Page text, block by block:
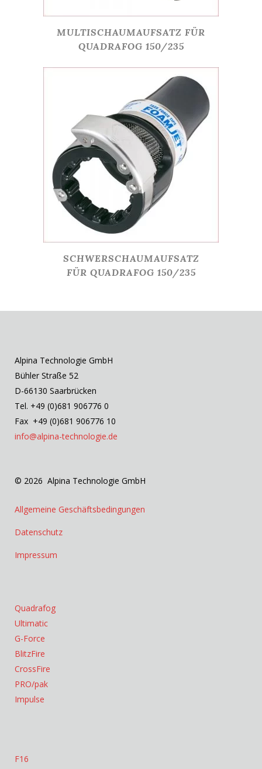
MULTISCHAUMAUFSATZ FÜR
QUADRAFOG 150/235
SCHWERSCHAUMAUFSATZ
FÜR QUADRAFOG 150/235
Alpina Technologie GmbH
Bühler Straße 52
D-66130 Saarbrücken
Tel. +49 (0)681 906776 0
Fax +49 (0)681 906776 10
info@alpina-technologie.de
© 2026 Alpina Technologie GmbH
Allgemeine Geschäftsbedingungen
Datenschutz
Impressum
Quadrafog
Ultimatic
G-Force
BlitzFire
CrossFire
PRO/pak
Impulse
F16